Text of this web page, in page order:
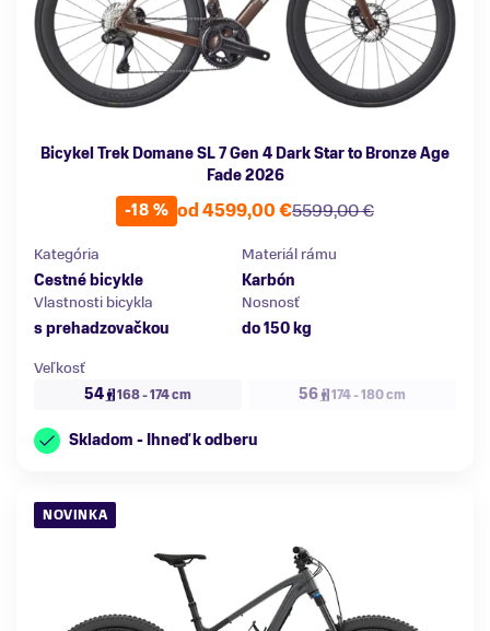
Bicykel Trek Domane SL 7 Gen 4 Dark Star to Bronze Age
Fade 2026
-18 %
5599,00 €
od 4599,00 €
Kategória
Cestné bicykle
Materiál rámu
Karbón
Vlastnosti bicykla
s prehadzovačkou
Nosnosť
do 150 kg
Veľkosť
54
168 - 174 cm 56 174 - 180 cm
Skladom - Ihneď k odberu
NOVINKA